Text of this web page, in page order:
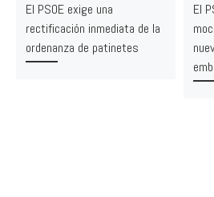
El PSOE exige una
rectificación inmediata de la
ordenanza de patinetes
El